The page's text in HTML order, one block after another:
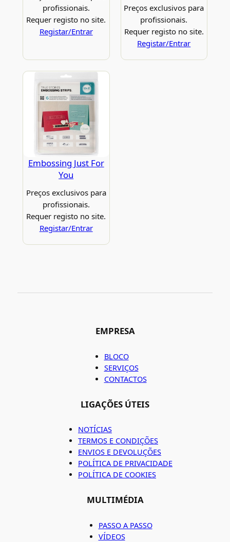
profissionais.
Requer registo no site.
Registar/Entrar
Preços exclusivos para
profissionais.
Requer registo no site.
Registar/Entrar
Embossing Just For
You
Preços exclusivos para
profissionais.
Requer registo no site.
Registar/Entrar
EMPRESA
BLOCO
SERVIÇOS
CONTACTOS
LIGAÇÕES ÚTEIS
NOTÍCIAS
TERMOS E CONDIÇÕES
ENVIOS E DEVOLUÇÕES
POLÍTICA DE PRIVACIDADE
POLÍTICA DE COOKIES
MULTIMÉDIA
PASSO A PASSO
VÍDEOS